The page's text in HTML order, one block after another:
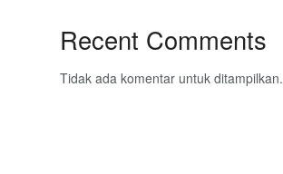
Recent Comments
Tidak ada komentar untuk ditampilkan.